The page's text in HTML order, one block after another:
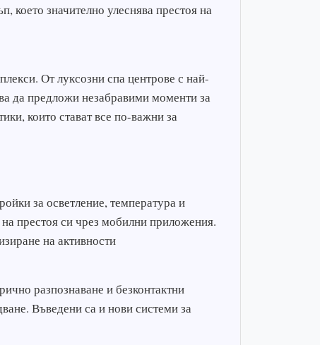
което значително улеснява престоя на
От луксозни спа центрове с най-
да предложи незабравими моменти за
които стават все по-важни за
за осветление, температура и
на престоя си чрез мобилни приложения.
на активности
разпознаване и безконтактни
Въведени са и нови системи за